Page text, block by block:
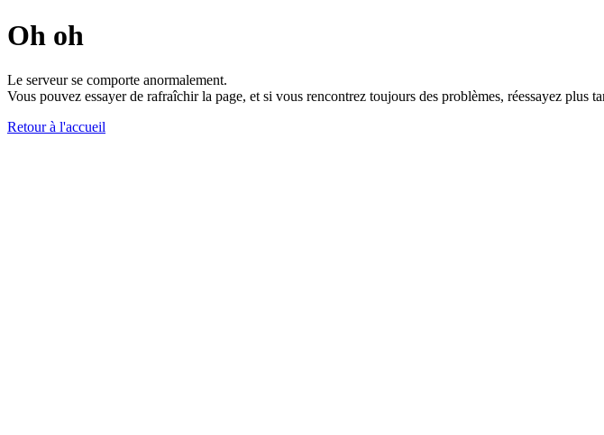
Oh oh
Le serveur se comporte anormalement.
Vous pouvez essayer de rafraîchir la page, et si vous rencontrez toujours des problèmes, réessayez
Retour à l'accueil